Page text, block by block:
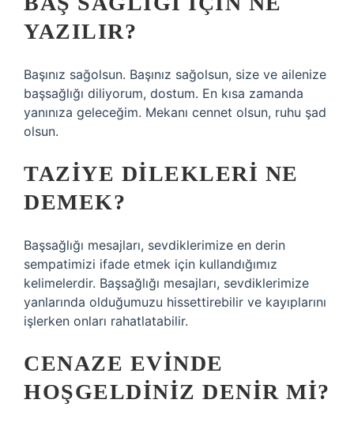
YAZILIR?
Başınız sağolsun. Başınız sağolsun, size ve ailenize
başsağlığı diliyorum, dostum. En kısa zamanda
yanınıza geleceğim. Mekanı cennet olsun, ruhu şad
olsun.
TAZIYE DILEKLERI NE
DEMEK?
Başsağlığı mesajları, sevdiklerimize en derin
sempatimizi ifade etmek için kullandığımız
kelimelerdir. Başsağlığı mesajları, sevdiklerimize
yanlarında olduğumuzu hissettirebilir ve kayıplarını
işlerken onları rahatlatabilir.
CENAZE EVINDE
HOŞGELDINIZ DENIR MI?